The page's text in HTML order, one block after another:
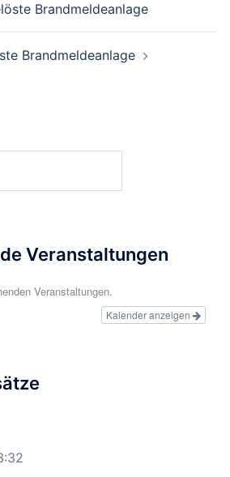
Brandmeldeanlage
Brandmeldeanlage
Veranstaltungen
Veranstaltungen.
Kalender anzeigen